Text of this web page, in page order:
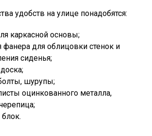
удобств на улице понадобятся:
каркасной основы;
фанера для облицовки стенок и
сиденья;
шурупы;
оцинкованного металла,